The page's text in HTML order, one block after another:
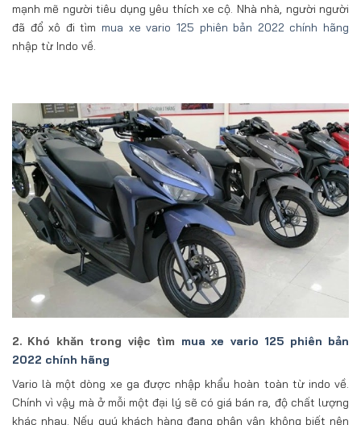
mạnh mẽ người tiêu dụng yêu thích xe cộ. Nhà nhà, người người
đã đổ xô đi tìm mua xe vario 125 phiên bản 2022 chính hãng
nhập từ Indo về.
2. Khó khăn trong việc tìm mua xe vario 125 phiên bản
2022 chính hãng
Vario là một dòng xe ga được nhập khẩu hoàn toàn từ indo về.
Chính vì vậy mà ở mỗi một đại lý sẽ có giá bán ra, độ chất lượng
khác nhau. Nếu quý khách hàng đang phân vân không biết nên